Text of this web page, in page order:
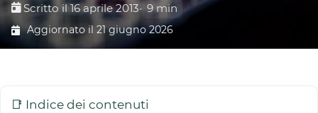
Scritto il 16 aprile 2013• 9 min
Aggiornato il 21 giugno 2026
📑 Indice dei contenuti